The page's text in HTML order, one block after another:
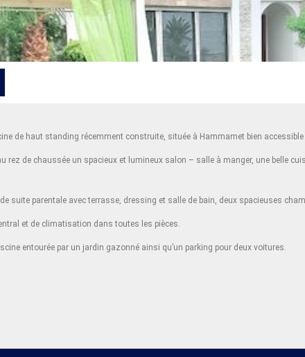
de haut standing récemment construite, située à Hammamet bien
rez de chaussée un spacieux et lumineux salon – salle à manger, une belle
suite parentale avec terrasse, dressing et salle de bain, deux spacieuses
et de climatisation dans toutes les pièces.
entourée par un jardin gazonné ainsi qu’un parking pour deux voitures.